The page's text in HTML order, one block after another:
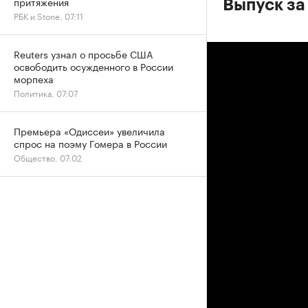
Выпуск
РБК и Stone, 07:11
Reuters узнал о просьбе США
освободить осужденного в России
морпеха
Политика, 07:07
Премьера «Одиссеи» увеличила
спрос на поэму Гомера в России
Общество, 07:02